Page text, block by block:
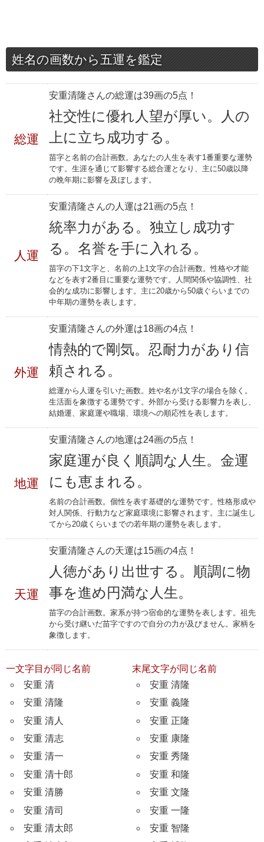
姓名の画数から五運を鑑定
総運
安重清隆さんの総運は39画の5点！
社交性に優れ人望が厚い。人の
上に立ち成功する。
苗字と名前の合計画数。あなたの人生を表す1番重要な運勢
です。生涯を通じて影響する総合運となり、主に50歳以降
の晩年期に影響を及ぼします。
人運
安重清隆さんの人運は21画の5点！
統率力がある。独立し成功す
る。名誉を手に入れる。
苗字の下1文字と、名前の上1文字の合計画数。性格や才能
などを表す2番目に重要な運勢です。人間関係や協調性、社
会的な成功に影響します。主に20歳から50歳ぐらいまでの
中年期の運勢を表します。
外運
安重清隆さんの外運は18画の4点！
情熱的で剛気。忍耐力があり信
頼される。
総運から人運を引いた画数。姓や名が1文字の場合を除く。
生活面を象徴する運勢です。外部から受ける影響力を表し、
結婚運、家庭運や職場、環境への順応性を表します。
地運
安重清隆さんの地運は24画の5点！
家庭運が良く順調な人生。金運
にも恵まれる。
名前の合計画数。個性を表す基礎的な運勢です。性格形成や
対人関係、行動力など家庭環境に影響されます。主に誕生し
てから20歳くらいまでの若年期の運勢を表します。
天運
安重清隆さんの天運は15画の4点！
人徳があり出世する。順調に物
事を進め円満な人生。
苗字の合計画数。家系が持つ宿命的な運勢を表します。祖先
から受け継いだ苗字ですので自分の力が及びません。家柄を
象徴します。
一文字目が同じ名前
安重 清
安重 清隆
安重 清人
安重 清志
安重 清一
安重 清十郎
安重 清勝
安重 清司
安重 清太郎
末尾文字が同じ名前
安重 清隆
安重 義隆
安重 正隆
安重 康隆
安重 秀隆
安重 和隆
安重 文隆
安重 一隆
安重 智隆